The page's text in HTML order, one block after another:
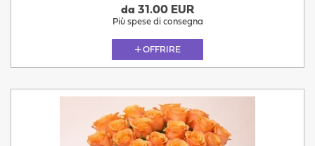
da 31.00 EUR
Più spese di consegna
OFFRIRE